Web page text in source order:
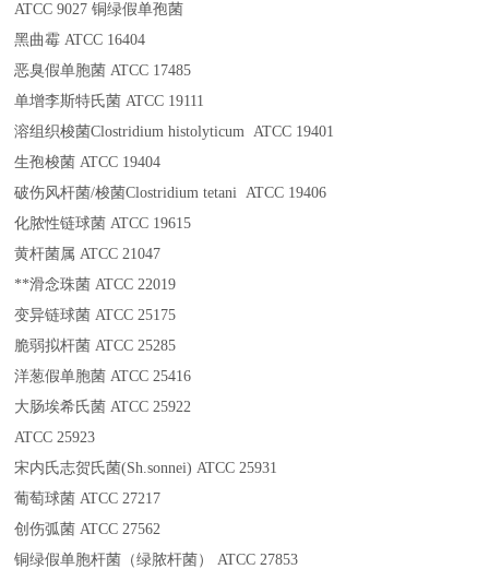
ATCC 9027 铜绿假单孢菌
黑曲霉 ATCC 16404
恶臭假单胞菌 ATCC 17485
单增李斯特氏菌 ATCC 19111
溶组织梭菌Clostridium histolyticum ATCC 19401
生孢梭菌 ATCC 19404
破伤风杆菌/梭菌Clostridium tetani ATCC 19406
化脓性链球菌 ATCC 19615
黄杆菌属 ATCC 21047
**滑念珠菌 ATCC 22019
变异链球菌 ATCC 25175
脆弱拟杆菌 ATCC 25285
洋葱假单胞菌 ATCC 25416
大肠埃希氏菌 ATCC 25922
ATCC 25923
宋内氏志贺氏菌(Sh.sonnei) ATCC 25931
葡萄球菌 ATCC 27217
创伤弧菌 ATCC 27562
铜绿假单胞杆菌（绿脓杆菌） ATCC 27853